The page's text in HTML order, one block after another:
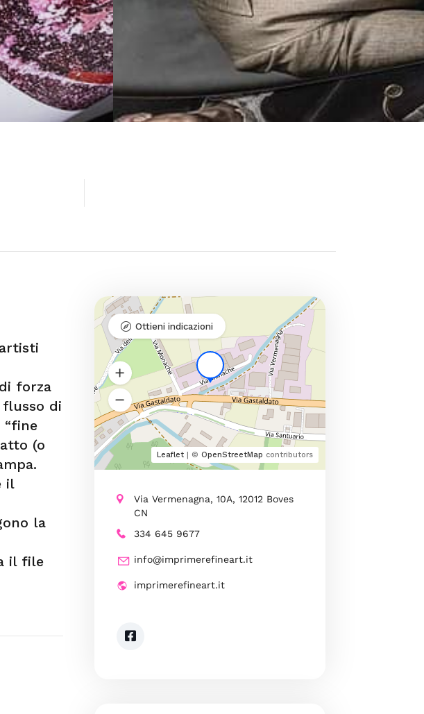
forza
di
“fine
(o
il
la
il file
Leaflet| © OpenStreetMap contributors
Ottieni indicazioni
Via Vermenagna, 10A, 12012 Boves
CN
334 645 9677
info@imprimerefineart.it
imprimerefineart.it